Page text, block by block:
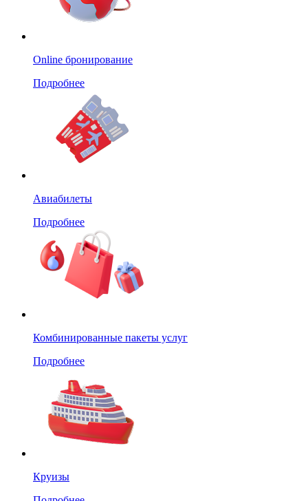
Online бронирование
Подробнее
Авиабилеты
Подробнее
Комбинированные пакеты услуг
Подробнее
Круизы